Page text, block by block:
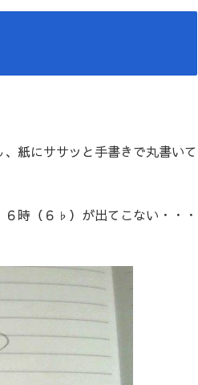
紙にササッと手書きで丸書いて
時（６♭）が出てこない・・・